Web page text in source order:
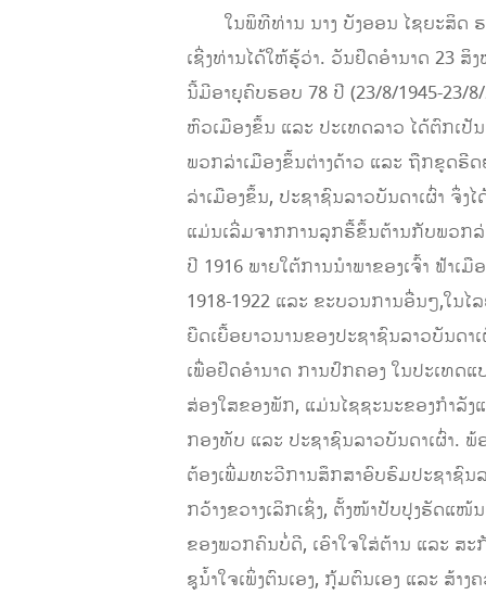
ໃນພິທີທ່ານ ນາງ ບັງອອນ ໄຊຍະສິດ ຮ
ເຊີ່ງທ່ານໄດ້ໃຫ້ຮູ້ວ່າ. ວັນຢຶດອຳນາດ 23
ນີ້ມີອາຍຸຄົບຮອບ 78 ປີ (23/8/1945-23/
ຫົວເມືອງຂຶ້ນ ແລະ ປະເທດລາວ ໄດ້ຕົກເປັ
ພວກລ່າເມືອງຂຶ້ນຕ່າງດ້າວ ແລະ ຖືກຂູດຮີ
ລ່າເມືອງຂຶ້ນ, ປະຊາຊົນລາວບັນດາເຜົ່າ ຈຶ່
ແມ່ນເລີ່ມຈາກການລຸກຮື້ຂຶ້ນຕ້ານກັບພວກລ່
ປີ 1916 ພາຍໃຕ້ການນຳພາຂອງເຈົ້າ ຟ້າ
1918-1922 ແລະ ຂະບວນການອື່ນໆ,ໃ
ຍືດເຍື້ອຍາວນານຂອງປະຊາຊົນລາວບັນດ
ເພື່ອຢຶດອຳນາດ ການປົກຄອງ ໃນປະເທດ
ສ່ອງໃສຂອງພັກ, ແມ່ນໄຊຊະນະຂອງກຳລັ
ກອງທັບ ແລະ ປະຊາຊົນລາວບັນດາເຜົ່າ.
ຕ້ອງເພີ່ມທະວີການສຶກສາອົບຮົມປະຊາຊົນ
ກວ້າງຂວາງເລິກເຊິ່ງ, ຕັ້ງໜ້າປັບປຸງຮັດແ
ຂອງພວກຄົນບໍ່ດີ, ເອົາໃຈໃສ່ຕ້ານ ແລະ
ຊູນ້ຳໃຈເພິ່ງຕົນເອງ, ກຸ້ມຕົນເອງ ແລະ ສ້